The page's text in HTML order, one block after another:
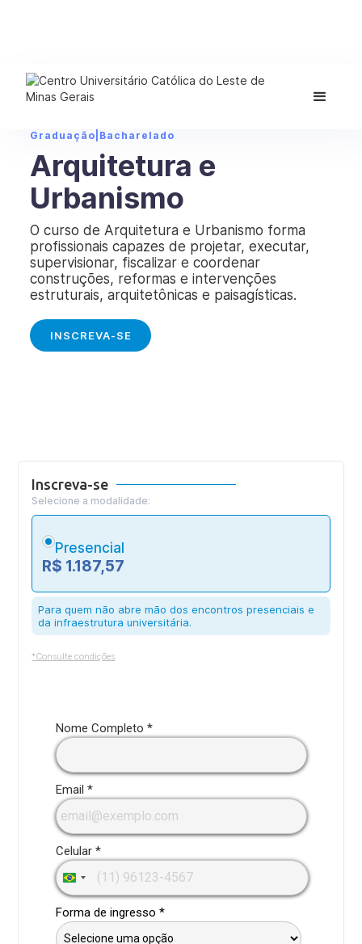
Graduação Bacharelado
Arquitetura e
Urbanismo
O curso de Arquitetura e Urbanismo forma
profissionais capazes de projetar, executar,
supervisionar, fiscalizar e coordenar
construções, reformas e intervenções
estruturais, arquitetônicas e paisagísticas.
INSCREVA-SE
Inscreva-se
Selecione a modalidade:
Presencial
R$ 1.187,57
Para quem não abre mão dos encontros presenciais e
da infraestrutura universitária.
*Consulte condições